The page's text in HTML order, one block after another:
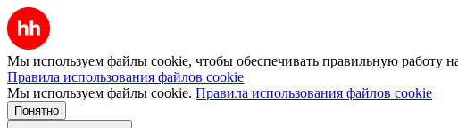
Мы используем файлы cookie, чтобы обеспечивать правильную работу
Правила использования файлов cookie
Мы используем файлы cookie. Правила использования файлов cookie
Понятно